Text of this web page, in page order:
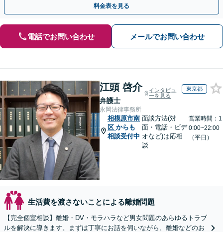
料金表を見る
電話でお問い合わせ メールでお問い合わせ
江頭 啓介
弁護士
インタビュ
ーを見る
東京都
永岡法律事務所
相模原市南
区 からも
相談受付中
面談方法(対
面・電話・ビデ
オなど)は応相
談
営業時間：1
0:00~22:00
（平日）
生活費を渡さないことによる離婚問題
【完全個室相談】離婚・DV・モラハラなど男女問題のあらゆるトラブ
ルを解決に導きます。まずは丁寧にお話を伺いながら、離婚などのお